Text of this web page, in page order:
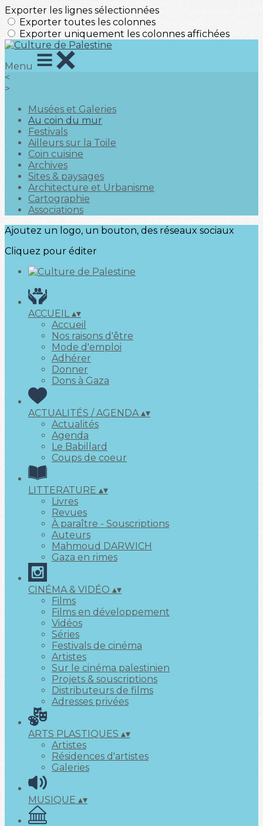
Exporter les lignes sélectionnées
Exporter toutes les colonnes
Exporter uniquement les colonnes affichées
Menu
<
>
Musées et Galeries
Au coin du mur
Festivals
Ailleurs sur la Toile
Coin cuisine
Archives
Sites & paysages
Architecture et Urbanisme
Cartographie
Associations
Ajoutez un logo, un bouton, des réseaux sociaux
Cliquez pour éditer
ACCUEIL▴▾
Accueil
Nos raisons d'être
Mode d'emploi
Adhérer
Donner
Dons à Gaza
ACTUALITÉS / AGENDA▴▾
Actualités
Agenda
Le Babillard
Coups de coeur
LITTERATURE ▴▾
Livres
Revues
À paraître - Souscriptions
Auteurs
Mahmoud DARWICH
Gaza en rimes
CINÉMA & VIDÉO ▴▾
Films
Films en développement
Vidéos
Séries
Festivals de cinéma
Artistes
Sur le cinéma palestinien
Projets & souscriptions
Distributeurs de films
Adresses privées
ARTS PLASTIQUES ▴▾
Artistes
Résidences d'artistes
Galeries
MUSIQUE ▴▾